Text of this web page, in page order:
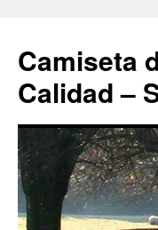
Camiseta
Calidad –